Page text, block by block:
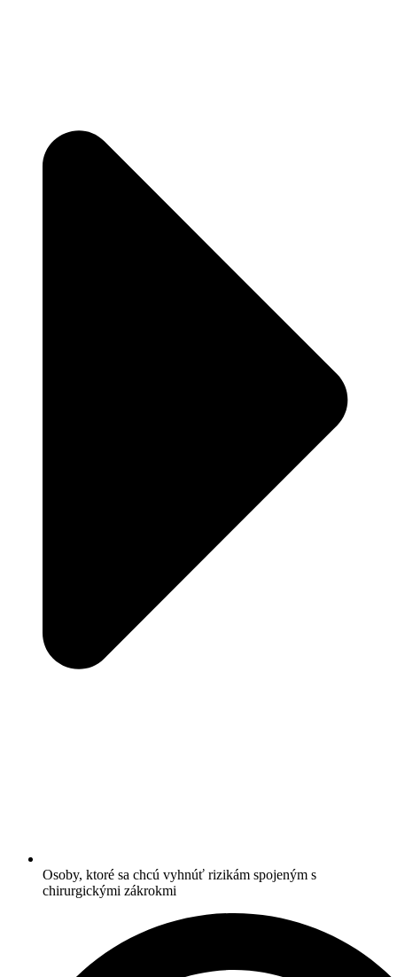
Osoby, ktoré sa chcú vyhnúť rizikám spojeným s
chirurgickými zákrokmi